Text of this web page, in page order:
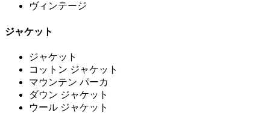
ヴィンテージ
ジャケット
ジャケット
コットン ジャケット
マウンテン パーカ
ダウン ジャケット
ウール ジャケット